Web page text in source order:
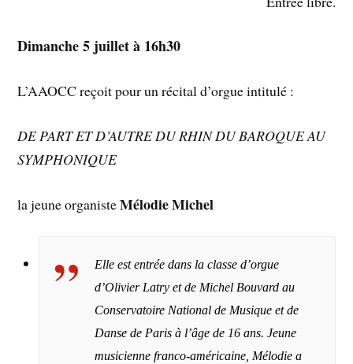
Dimanche 5 juillet à 16h30
L’AAOCC reçoit pour un récital d’orgue intitulé :
DE PART ET D’AUTRE DU RHINDU BAROQUE AU
SYMPHONIQUE
la jeune organisteMélodie Michel
Elle est entrée dans la classe d’orgue
d’Olivier Latry et de Michel Bouvard au
Conservatoire National de Musique et de
Danse de Paris à l’âge de 16 ans. Jeune
musicienne franco-américaine, Mélodie a